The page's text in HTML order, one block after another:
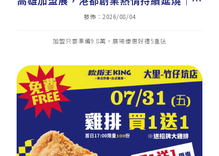
式炸雞加盟｜炸雞店加盟｜雞排加盟｜小
發佈：2026/08/04
加盟只要準備9.8萬，展場優惠好禮5重送